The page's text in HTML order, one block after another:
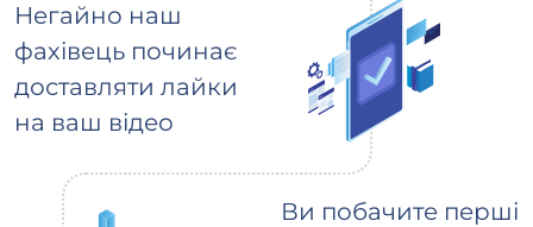
Негайно наш
фахівець починає
доставляти лайки
на ваш відео
Ви побачите перші